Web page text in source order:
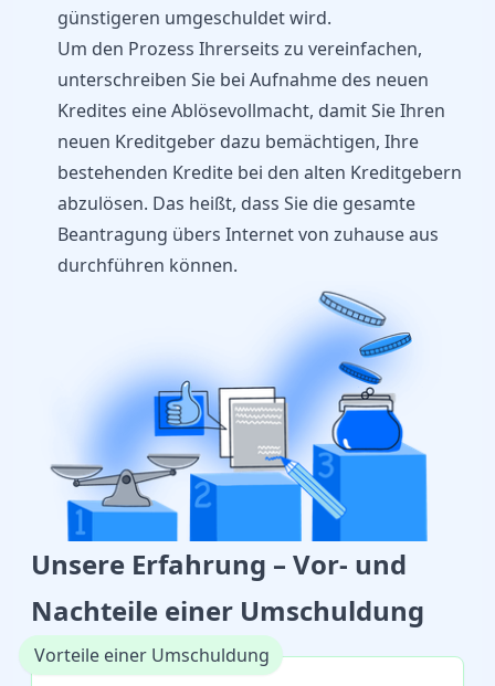
günstigeren umgeschuldet wird.
Um den Prozess Ihrerseits zu vereinfachen,
unterschreiben Sie bei Aufnahme des neuen
Kredites eine Ablösevollmacht, damit Sie Ihren
neuen Kreditgeber dazu bemächtigen, Ihre
bestehenden Kredite bei den alten Kreditgebern
abzulösen. Das heißt, dass Sie die gesamte
Beantragung übers Internet von zuhause aus
durchführen können.
Unsere Erfahrung – Vor- und
Nachteile einer Umschuldung
Vorteile einer Umschuldung